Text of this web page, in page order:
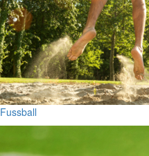
Fussball